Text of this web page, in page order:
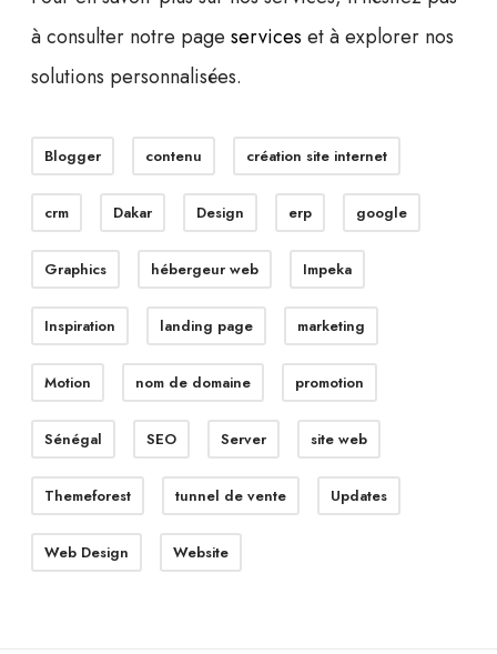
à consulter notre page services et à explorer nos
solutions personnalisées.
Blogger contenu création site internet
crm Dakar Design erp google
Graphics hébergeur web Impeka
Inspiration landing page marketing
Motion nom de domaine promotion
Sénégal SEO Server site web
Themeforest tunnel de vente Updates
Web Design Website